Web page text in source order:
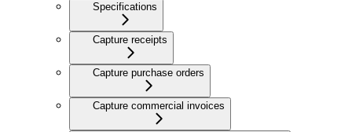
Specifications
Capture receipts
Capture purchase orders
Capture commercial invoices